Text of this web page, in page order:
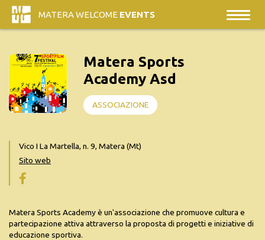
MATERA WELCOME EVENTS
Matera Sports
Academy Asd
ASSOCIAZIONE
Vico I La Martella, n. 9, Matera (Mt)
Sito web
Matera Sports Academy è un'associazione che promuove cultura e
partecipazione attiva attraverso la proposta di progetti e iniziative di
educazione sportiva.